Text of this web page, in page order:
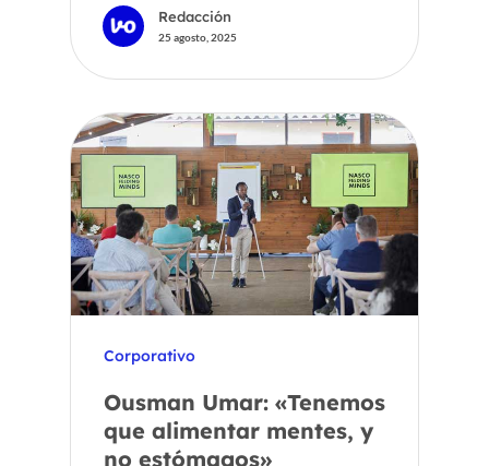
Redacción
25 agosto, 2025
Corporativo
Ousman Umar: «Tenemos
que alimentar mentes, y
no estómagos»